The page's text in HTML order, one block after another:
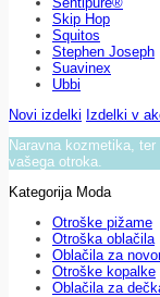
Skip Hop
Squitos
Stephen Joseph
Suavinex
Ubbi
Novi izdelki Izdelki v
Naravna kozmetika,
vašega otroka.
Kategorija Moda
Otroške pižame
Otroška oblačila
Oblačila za
Otroške kopalke
Oblačila za